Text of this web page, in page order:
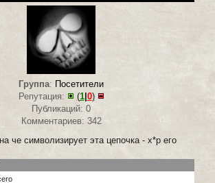
Группа: Посетители
Репутация:
(1| 0)
Публикаций: 0
Комментариев: 342
че символизирует эта цепочка - х*р его